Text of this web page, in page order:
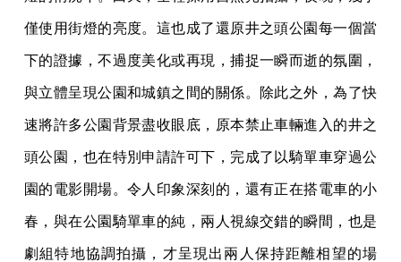
僅使用街燈的亮度。這也成了還原井之頭公園每一個當
下的證據，不過度美化或再現，捕捉一瞬而逝的氛圍，
與立體呈現公園和城鎮之間的關係。除此之外，為了快
速將許多公園背景盡收眼底，原本禁止車輛進入的井之
頭公園，也在特別申請許可下，完成了以騎單車穿過公
園的電影開場。令人印象深刻的，還有正在搭電車的小
春，與在公園騎單車的純，兩人視線交錯的瞬間，也是
劇組特地協調拍攝，才呈現出兩人保持距離相望的場